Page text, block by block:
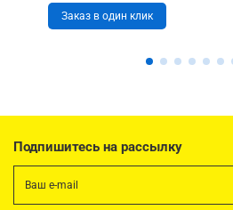
Заказ в один клик
Подпишитесь на рассылку